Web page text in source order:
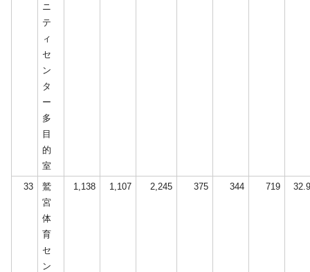
ニ
テ
ィ
セ
ン
タ
ー
多
目
的
室
33
鷲
宮
体
育
セ
ン
1,138 1,107 2,245 375 344 719